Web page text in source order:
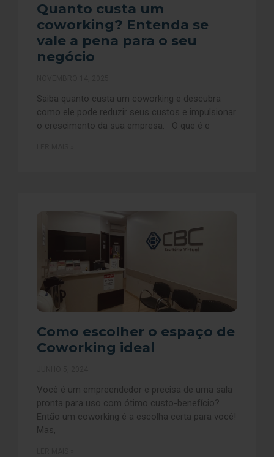
Quanto custa um
coworking? Entenda se
vale a pena para o seu
negócio
Saiba quanto custa um coworking e descubra
como ele pode reduzir seus custos e impulsionar
o crescimento da sua empresa. O que é e
Como escolher o espaço de
Coworking ideal
Você é um empreendedor e precisa de uma sala
pronta para uso com ótimo custo-benefício?
Então um coworking é a escolha certa para você!
Mas,